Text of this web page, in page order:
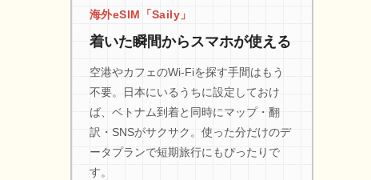
海外eSIM「Saily」
着いた瞬間からスマホが使える
空港やカフェのWi-Fiを探す手間はもう
不要。日本にいるうちに設定しておけ
ば、ベトナム到着と同時にマップ・翻
訳・SNSがサクサク。使った分だけのデ
ータプランで短期旅行にもぴったりで
す。